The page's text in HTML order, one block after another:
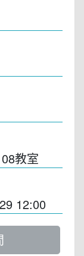
教室
12:00